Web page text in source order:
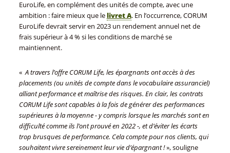
EuroLife, en complément des unités de compte, avec une
ambition : faire mieux que lelivret A. En l’occurrence, CORUM
EuroLife devrait servir en 2023 un rendement annuel net de
frais supérieur à 4 % si les conditions de marché se
maintiennent.
« A travers l’offre CORUM Life, les épargnants ont accès à des
placements (ou unités de compte dans le vocabulaire assuranciel)
alliant performance et maîtrise des risques. En clair, les contrats
CORUM Life sont capables à la fois de générer des performances
supérieures à la moyenne - y compris lorsque les marchés sont en
difficulté comme ils l’ont prouvé en 2022 -, et d’éviter les écarts
trop brusques de performance. Cela compte pour nos clients, qui
souhaitent vivre sereinement leur vie d’épargnant !», souligne